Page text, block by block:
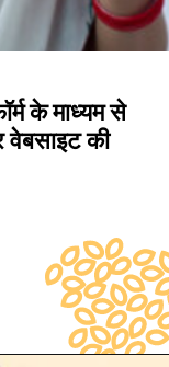
के माध्यम से
वेबसाइट की